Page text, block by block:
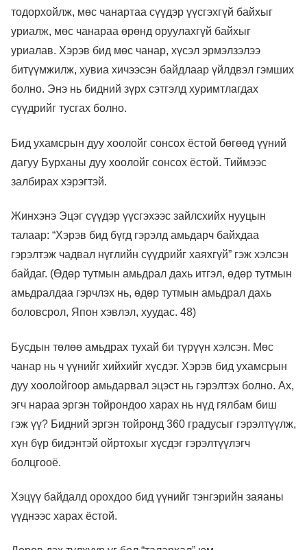
тодорхойлж, мөс чанартаа сүүдэр үүсгэхгүй байхыг
уриалж, мөс чанараа өрөнд оруулахгүй байхыг
уриалав. Хэрэв бид мөс чанар, хүсэл эрмэлзэлээ
битүүмжилж, хувиа хичээсэн байдлаар үйлдвэл гэмших
болно. Энэ нь бидний зүрх сэтгэлд хуримтлагдах
сүүдрийг тусгах болно.
Бид ухамсрын дуу хоолойг сонсох ёстой бөгөөд үүний
дагуу Бурханы дуу хоолойг сонсох ёстой. Тиймээс
залбирах хэрэгтэй.
Жинхэнэ Эцэг сүүдэр үүсгэхээс зайлсхийх нууцын
талаар: “Хэрэв бид бүгд гэрэлд амьдарч байхдаа
гэрэлтэж чадвал нүглийн сүүдрийг хаяхгүй” гэж хэлсэн
байдаг. (Өдөр тутмын амьдрал дахь итгэл, өдөр тутмын
амьдралдаа гэрчлэх нь, өдөр тутмын амьдрал дахь
боловсрол, Япон хэвлэл, хуудас. 48)
Бусдын төлөө амьдрах тухай би түрүүн хэлсэн. Мөс
чанар нь ч үүнийг хийхийг хүсдэг. Хэрэв бид ухамсрын
дуу хоолойгоор амьдарвал эцэст нь гэрэлтэх болно. Ах,
эгч нараа эргэн тойрондоо харах нь нүд гялбам биш
гэж үү? Бидний эргэн тойронд 360 градусыг гэрэлтүүлж,
хүн бүр бидэнтэй ойртохыг хүсдэг гэрэлтүүлэгч
болцгооё.
Хэцүү байдалд орохдоо бид үүнийг тэнгэрийн заяаны
үүднээс харах ёстой.